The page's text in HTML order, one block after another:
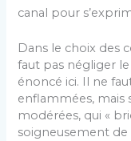
canal pour
Dans le choix des
faut pas négliger le
énoncé ici. Il ne
enflammées, mais
modérées, qui «
soigneusement